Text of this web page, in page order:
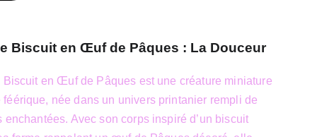
Biscuit en Œuf de Pâques : La Douceur
Biscuit en Œuf de Pâques est une créature miniature
née dans un univers printanier rempli de
enchantées. Avec son corps inspiré d’un biscuit